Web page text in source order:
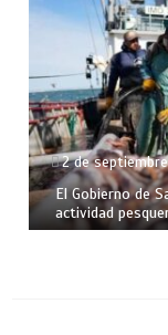
fortalecer la